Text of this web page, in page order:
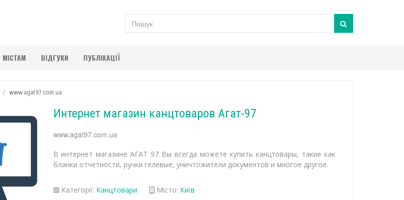
МІСТАМ ВІДГУКИ ПУБЛІКАЦІЇ
www.agat97.com.ua
Интернет магазин канцтоваров Агат-97
www.agat97.com.ua
В интернет магазине АГАТ 97 Вы всегда можете купить канцтовары, такие как
бланки отчетности, ручки гелевые, уничтожители документов и многое другое.
Категорії: Канцтовари Місто: Київ